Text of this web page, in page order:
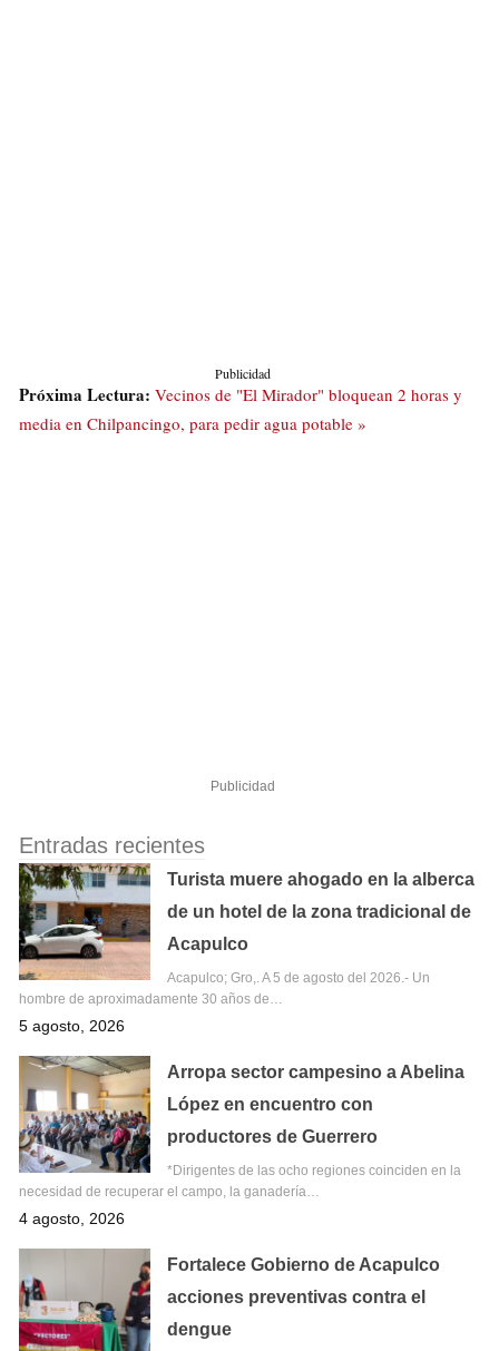
Publicidad
Próxima Lectura: Vecinos de "El Mirador" bloquean 2 horas y
media en Chilpancingo, para pedir agua potable »
Publicidad
Entradas recientes
Turista muere ahogado en la alberca
de un hotel de la zona tradicional de
Acapulco
Acapulco; Gro,. A 5 de agosto del 2026.- Un
hombre de aproximadamente 30 años de…
5 agosto, 2026
Arropa sector campesino a Abelina
López en encuentro con
productores de Guerrero
*Dirigentes de las ocho regiones coinciden en la
necesidad de recuperar el campo, la ganadería…
4 agosto, 2026
Fortalece Gobierno de Acapulco
acciones preventivas contra el
dengue